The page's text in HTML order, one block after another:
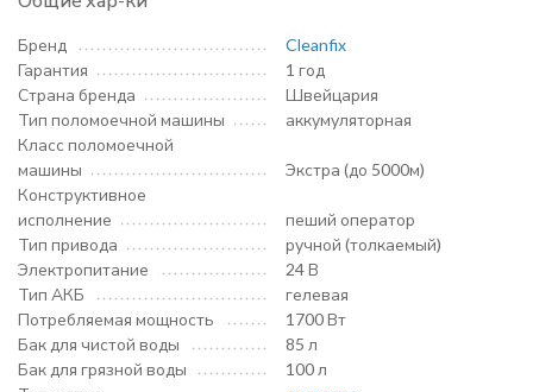
Бренд
Cleanfix
Гарантия
1 год
Страна бренда
Швейцария
Тип поломоечной машины
аккумуляторная
Класс поломоечной
машины
Экстра (до 5000м)
Конструктивное
исполнение
пеший оператор
Тип привода
ручной (толкаемый)
Электропитание
24 В
Тип АКБ
гелевая
Потребляемая мощность
1700 Вт
Бак для чистой воды
85 л
Бак для грязной воды
100 л